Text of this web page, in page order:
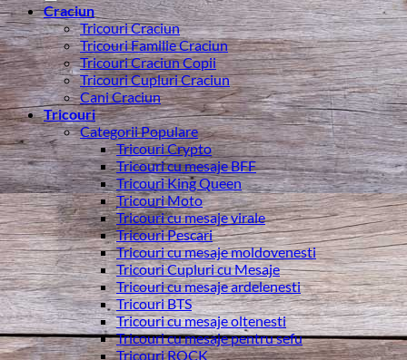
Craciun
Tricouri Craciun
Tricouri Familie Craciun
Tricouri Craciun Copii
Tricouri Cupluri Craciun
Cani Craciun
Tricouri
Categorii Populare
Tricouri Crypto
Tricouri cu mesaje BFF
Tricouri King Queen
Tricouri Moto
Tricouri cu mesaje virale
Tricouri Pescari
Tricouri cu mesaje moldovenesti
Tricouri Cupluri cu Mesaje
Tricouri cu mesaje ardelenesti
Tricouri BTS
Tricouri cu mesaje oltenesti
Tricouri cu mesaje pentru sefu
Tricouri ROCK